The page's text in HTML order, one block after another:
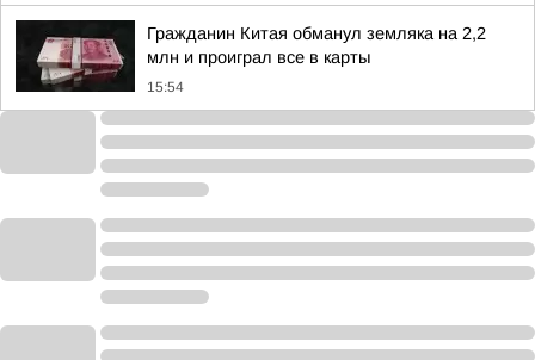
Гражданин Китая обманул земляка на 2,2
млн и проиграл все в карты
15:54